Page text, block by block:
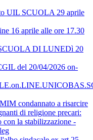
UIL SCUOLA 29 aprile
16 aprile alle ore 17.30
DI LUNEDì 20
del 20/04/2026 on-
condannato a risarcire
di religione precari:
con la stabilizzazione -